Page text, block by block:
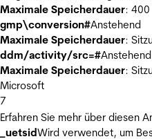
Maximale Speicherdauer: 400
gmp\conversion#Anstehend
Maximale Speicherdauer:
ddm/activity/src=#Anstehend
Maximale Speicherdauer:
Microsoft
7
Erfahren Sie mehr über diesen
_uetsidWird verwendet, um